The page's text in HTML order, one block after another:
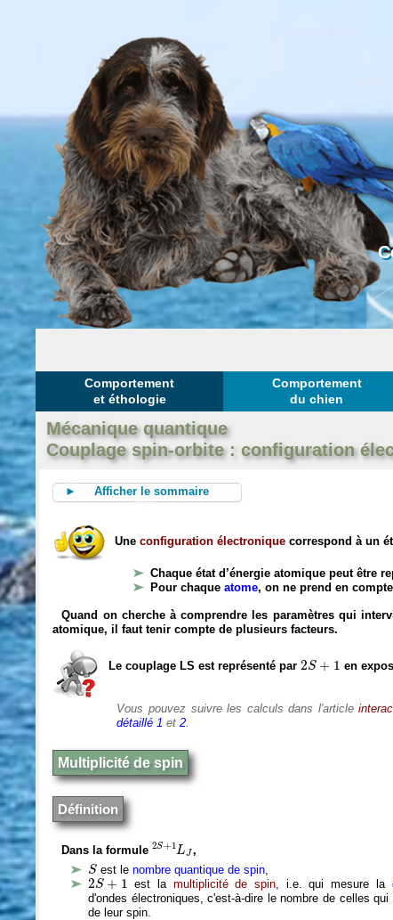
Comportement
et éthologie
Comportement
du chien
Mécanique quantique
Couplage spin-orbite : configuration
► Afficher le sommaire
Uneconfiguration électronique correspond à un
Chaque état d’énergie atomique peut être
Pour chaqueatome, on ne prend en
Quand on cherche à comprendre les paramètres qui
atomique, il faut tenir compte de plusieurs facteurs.
Le couplage LS est représenté par2S + 1
2S +1 en
Vous pouvez suivre les calculs dans l'article
détaillé 1et2.
Multiplicité de spin
Définition
Dans la formule2S+1LJ
2S + 1
,
S
Sest le nombre quantique de spin,
2S + 1
2S+1 est la multiplicité de spin , i.e. qui mesure la
d'ondes électroniques, c'est-à-dire le nombre de celles
de leur spin.